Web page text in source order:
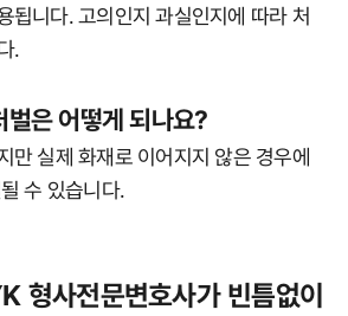
됩니다. 고의인지 과실인지에 따라 처
.
은 어떻게 되나요?
만 실제 화재로 이어지지 않은 경우에
수 있습니다.
형사전문변호사가 빈틈없이